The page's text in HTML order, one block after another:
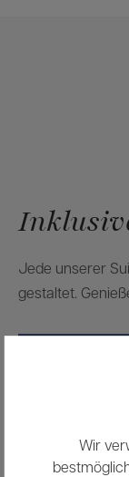
Jede unserer
gestaltet.
Wi-Fi
Wir